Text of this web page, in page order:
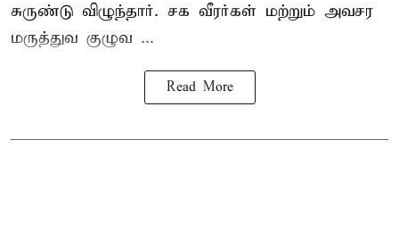
சுருண்டு விழுந்தார். சக வீரர்கள் மற்றும் அவசர
மருத்துவ குழுவ ...
Read More